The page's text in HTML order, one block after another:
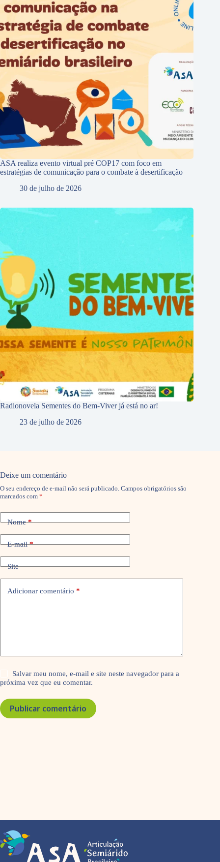
ASA realiza evento virtual pré COP17 com foco em
estratégias de comunicação para o combate à desertificação
30 de julho de 2026
Radionovela Sementes do Bem-Viver já está no ar!
23 de julho de 2026
Deixe um comentário
O seu endereço de e-mail não será publicado. Campos obrigatórios são
marcados com *
Nome*
E-mail*
Site
Adicionar comentário *
Salvar meu nome, e-mail e site neste navegador para a
próxima vez que eu comentar.
Publicar comentário